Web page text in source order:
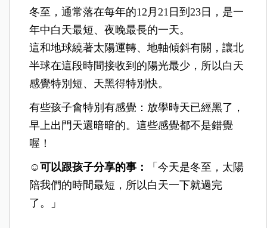
冬至，通常落在每年的12月21日到23日，是一
年中白天最短、夜晚最長的一天。
這和地球繞著太陽運轉、地軸傾斜有關，讓北
半球在這段時間接收到的陽光最少，所以白天
感覺特別短、天黑得特別快。
有些孩子會特別有感覺：放學時天已經黑了，
早上出門天還暗暗的。這些感覺都不是錯覺
喔！
☺️可以跟孩子分享的事：
「今天是冬至，太陽
陪我們的時間最短，所以白天一下就過完
了。」